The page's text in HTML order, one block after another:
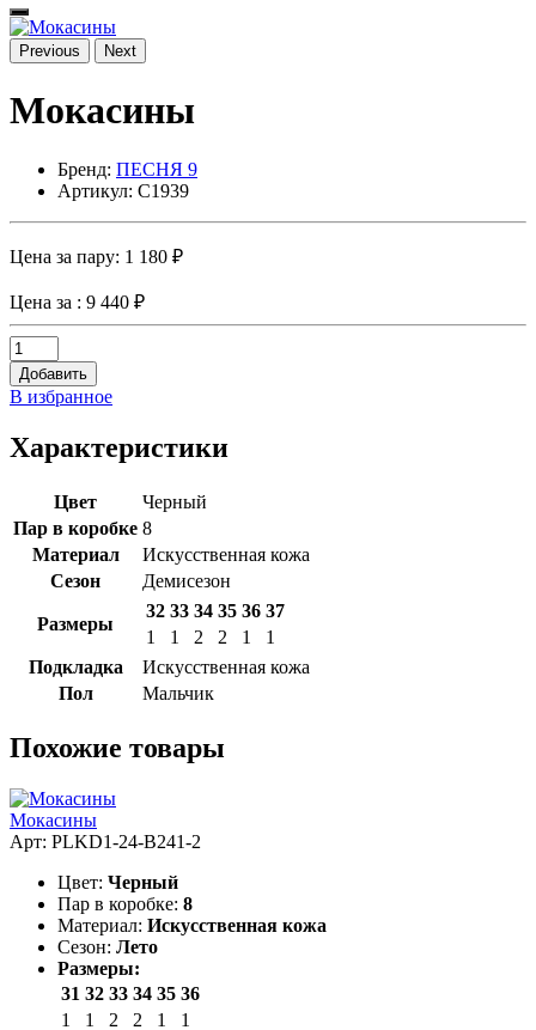
Previous Next
Мокасины
Бренд: ПЕСНЯ 9
Артикул: C1939
Цена за пару: 1 180 ₽
Цена за : 9 440 ₽
Добавить
В избранное
Характеристики
Цвет
Черный
Пар в коробке 8
Материал
Искусственная кожа
Сезон
Демисезон
Размеры
32 33 34 35 36 37
1
1 2 2 1
1
Подкладка
Искусственная кожа
Пол
Мальчик
Похожие товары
Мокасины
Арт: PLKD1-24-B241-2
Цвет: Черный
Пар в коробке: 8
Материал: Искусственная кожа
Сезон: Лето
Размеры:
31 32 33 34 35 36
1
1 2 2 1 1